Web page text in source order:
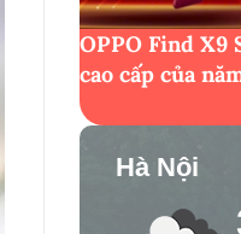
OPPO Find X9
cao cấp của
Hà Nội